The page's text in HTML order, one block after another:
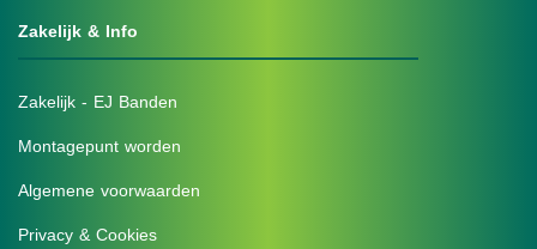
Zakelijk & Info
Zakelijk - EJ Banden
Montagepunt worden
Algemene voorwaarden
Privacy & Cookies